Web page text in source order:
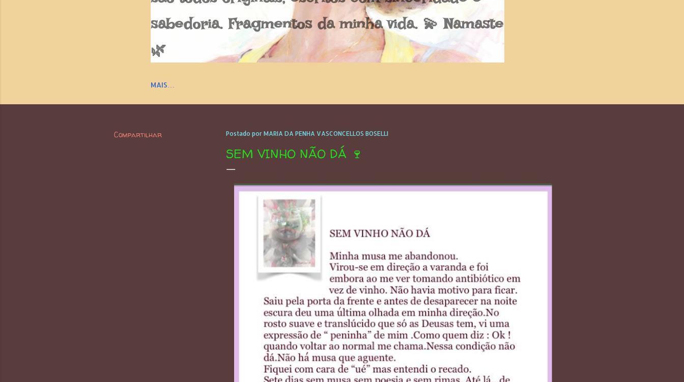
sabedoria. Fragmentos da minha vida. 💫 Namaste
🌿
MAIS…
Compartilhar Postado por MARIA DA PENHA VASCONCELLOS BOSELLI
SEM VINHO NÃO DÁ 🍷